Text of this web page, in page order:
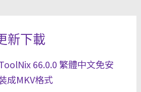
新下載
66.0.0 繁體中文免安
成MKV格式